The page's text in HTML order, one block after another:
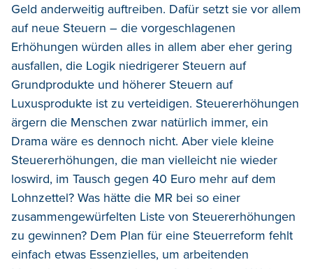
Geld anderweitig auftreiben. Dafür setzt sie vor allem
auf neue Steuern – die vorgeschlagenen
Erhöhungen würden alles in allem aber eher gering
ausfallen, die Logik niedrigerer Steuern auf
Grundprodukte und höherer Steuern auf
Luxusprodukte ist zu verteidigen. Steuererhöhungen
ärgern die Menschen zwar natürlich immer, ein
Drama wäre es dennoch nicht. Aber viele kleine
Steuererhöhungen, die man vielleicht nie wieder
loswird, im Tausch gegen 40 Euro mehr auf dem
Lohnzettel? Was hätte die MR bei so einer
zusammengewürfelten Liste von Steuererhöhungen
zu gewinnen? Dem Plan für eine Steuerreform fehlt
einfach etwas Essenzielles, um arbeitenden